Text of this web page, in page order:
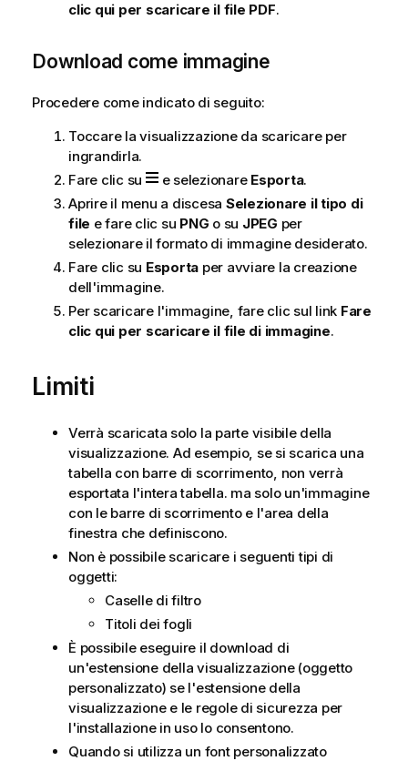
clic qui per scaricare il file PDF.
Download come immagine
Procedere come indicato di seguito:
Toccare la visualizzazione da scaricare per
ingrandirla.
Fare clic su
e selezionare Esporta.
Aprire il menu a discesa Selezionare il tipo di
file e fare clic su PNG o su JPEG per
selezionare il formato di immagine desiderato.
Fare clic su Esporta per avviare la creazione
dell'immagine.
Per scaricare l'immagine, fare clic sul link Fare
clic qui per scaricare il file di immagine.
Limiti
Verrà scaricata solo la parte visibile della
visualizzazione. Ad esempio, se si scarica una
tabella con barre di scorrimento, non verrà
esportata l'intera tabella. ma solo un'immagine
con le barre di scorrimento e l'area della
finestra che definiscono.
Non è possibile scaricare i seguenti tipi di
oggetti:
Caselle di filtro
Titoli dei fogli
È possibile eseguire il download di
un'estensione della visualizzazione (oggetto
personalizzato) se l'estensione della
visualizzazione e le regole di sicurezza per
l'installazione in uso lo consentono.
Quando si utilizza un font personalizzato